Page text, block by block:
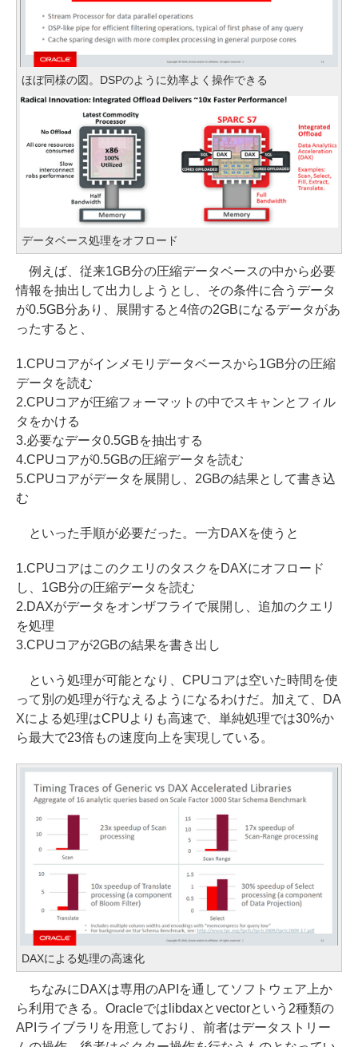
ほぼ同様の図。DSPのように効率よく操作できる
データベース処理をオフロード
例えば、従来1GB分の圧縮データベースの中から必要
情報を抽出して出力しようとし、その条件に合うデータ
が0.5GB分あり、展開すると4倍の2GBになるデータがあ
ったすると、
1.CPUコアがインメモリデータベースから1GB分の圧縮
データを読む
2.CPUコアが圧縮フォーマットの中でスキャンとフィル
タをかける
3.必要なデータ0.5GBを抽出する
4.CPUコアが0.5GBの圧縮データを読む
5.CPUコアがデータを展開し、2GBの結果として書き込
む
といった手順が必要だった。一方DAXを使うと
1.CPUコアはこのクエリのタスクをDAXにオフロード
し、1GB分の圧縮データを読む
2.DAXがデータをオンザフライで展開し、追加のクエリ
を処理
3.CPUコアが2GBの結果を書き出し
という処理が可能となり、CPUコアは空いた時間を使
って別の処理が行なえるようになるわけだ。加えて、DA
Xによる処理はCPUよりも高速で、単純処理では30%か
ら最大で23倍もの速度向上を実現している。
DAXによる処理の高速化
ちなみにDAXは専用のAPIを通してソフトウェア上か
ら利用できる。Oracleではlibdaxとvectorという2種類の
APIライブラリを用意しており、前者はデータストリー